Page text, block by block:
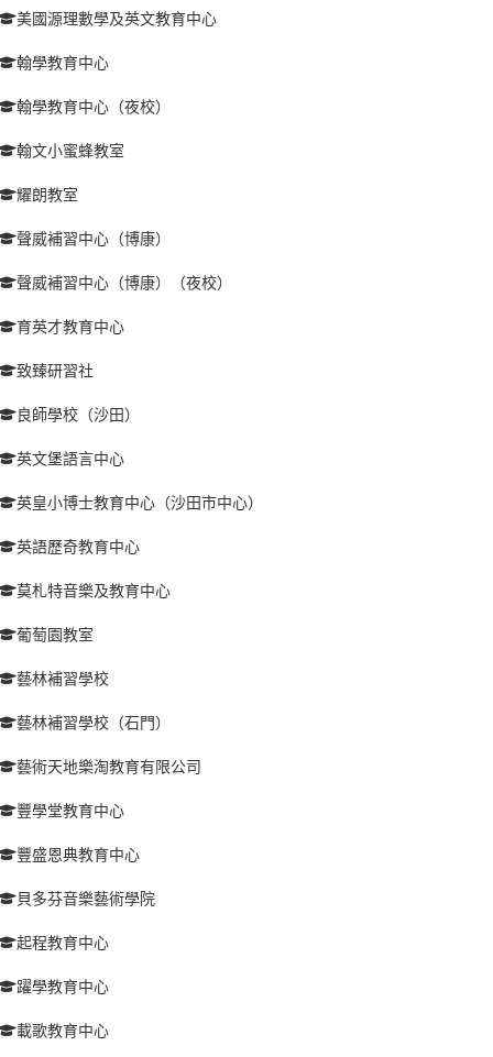
美國源理數學及英文教育中心
翰學教育中心
翰學教育中心（夜校）
翰文小蜜蜂教室
耀朗教室
聲威補習中心（博康）
聲威補習中心（博康）（夜校）
育英才教育中心
致臻研習社
良師學校（沙田）
英文堡語言中心
英皇小博士教育中心（沙田市中心）
英語歷奇教育中心
莫札特音樂及教育中心
葡萄園教室
藝林補習學校
藝林補習學校（石門）
藝術天地樂淘教育有限公司
豐學堂教育中心
豐盛恩典教育中心
貝多芬音樂藝術學院
起程教育中心
躍學教育中心
載歌教育中心